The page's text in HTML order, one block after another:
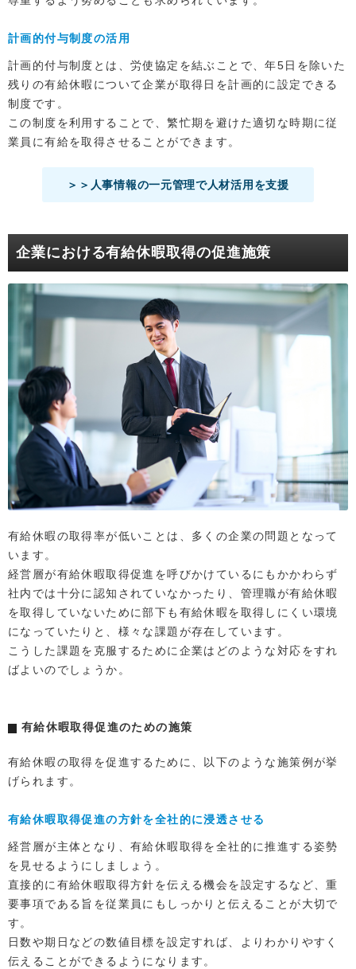
計画的付与制度の活用
計画的付与制度とは、労使協定を結ぶことで、年5日を除いた
残りの有給休暇について企業が取得日を計画的に設定できる
制度です。
この制度を利用することで、繁忙期を避けた適切な時期に従
業員に有給を取得させることができます。
＞＞人事情報の一元管理で人材活用を支援
企業における有給休暇取得の促進施策
有給休暇の取得率が低いことは、多くの企業の問題となって
います。
経営層が有給休暇取得促進を呼びかけているにもかかわらず
社内では十分に認知されていなかったり、管理職が有給休暇
を取得していないために部下も有給休暇を取得しにくい環境
になっていたりと、様々な課題が存在しています。
こうした課題を克服するために企業はどのような対応をすれ
ばよいのでしょうか。
有給休暇取得促進のための施策
有給休暇の取得を促進するために、以下のような施策例が挙
げられます。
有給休暇取得促進の方針を全社的に浸透させる
経営層が主体となり、有給休暇取得を全社的に推進する姿勢
を見せるようにしましょう。
直接的に有給休暇取得方針を伝える機会を設定するなど、重
要事項である旨を従業員にもしっかりと伝えることが大切で
す。
日数や期日などの数値目標を設定すれば、よりわかりやすく
伝えることができるようになります。